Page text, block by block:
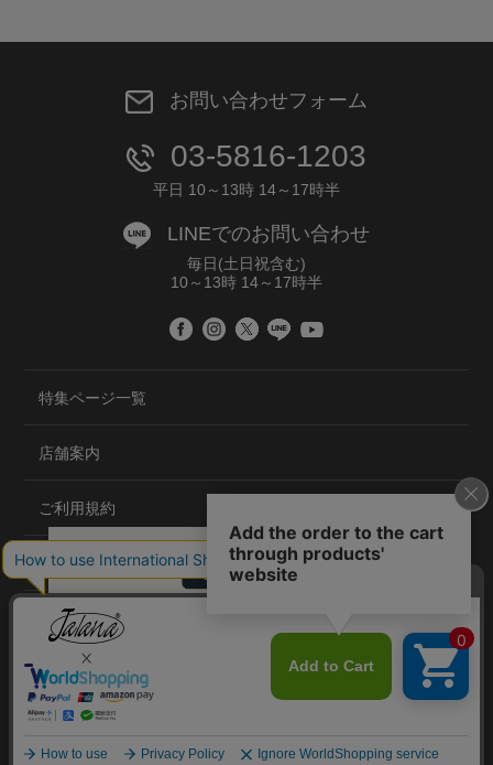
お問い合わせフォーム
03-5816-1203
平日 10～13時 14～17時半
LINEでのお問い合わせ
毎日(土日祝含む)
10～13時 14～17時半
特集ページ一覧
店舗案内
ご利用規約
プライバシーポリシー
特定商取引法について
会社概要
©2020 TRANS GLOBAL CO.,LTD.